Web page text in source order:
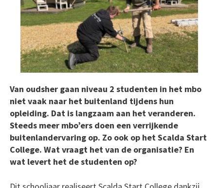
Van oudsher gaan niveau 2 studenten in het mbo
niet vaak naar het buitenland tijdens hun
opleiding. Dat is langzaam aan het veranderen.
Steeds meer mbo’ers doen een verrijkende
buitenlandervaring op. Zo ook op het Scalda Start
College. Wat vraagt het van de organisatie? En
wat levert het de studenten op?